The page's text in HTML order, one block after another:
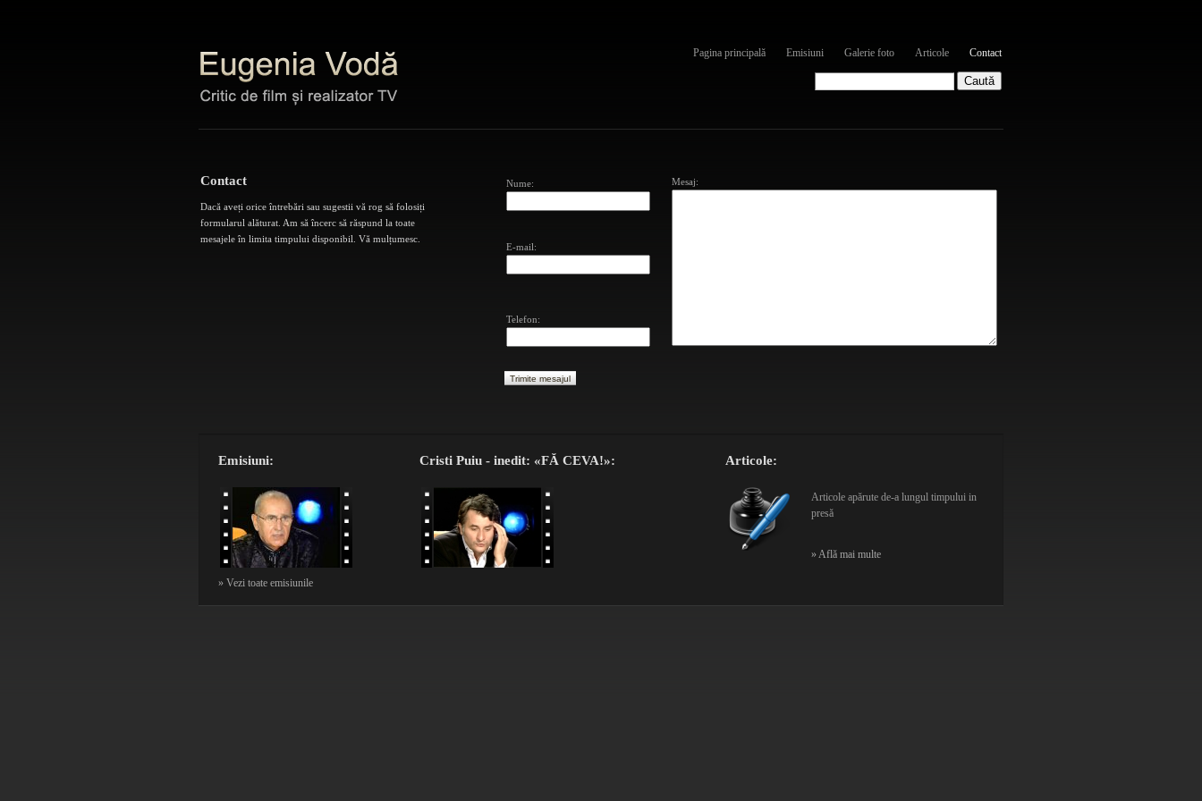
Pagina principală Emisiuni Galerie foto Articole Contact
Contact
Dacă aveți orice întrebări sau sugestii vă rog să folosiți
formularul alăturat. Am să încerc să răspund la toate
mesajele în limita timpului disponibil. Vă mulțumesc.
Nume:
E-mail:
Telefon:
Mesaj:
Emisiuni:
» Vezi toate emisiunile
Cristi Puiu - inedit: «FĂ CEVA!»: Articole:
Articole apărute de-a lungul timpului in
presă
» Află mai multe